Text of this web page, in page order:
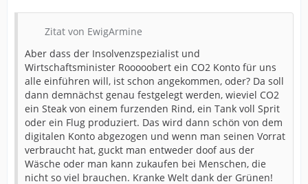
Zitat von EwigArmine
Aber dass der Insolvenzspezialist und
Wirtschaftsminister Rooooobert ein CO2 Konto für uns
alle einführen will, ist schon angekommen, oder? Da soll
dann demnächst genau festgelegt werden, wieviel CO2
ein Steak von einem furzenden Rind, ein Tank voll Sprit
oder ein Flug produziert. Das wird dann schön von dem
digitalen Konto abgezogen und wenn man seinen Vorrat
verbraucht hat, guckt man entweder doof aus der
Wäsche oder man kann zukaufen bei Menschen, die
nicht so viel brauchen. Kranke Welt dank der Grünen!